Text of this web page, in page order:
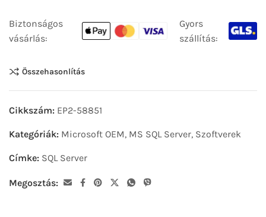
Biztonságos
vásárlás:
Gyors
szállítás:
Összehasonlítás
Cikkszám: EP2-58851
Kategóriák: Microsoft OEM, MS SQL Server, Szoftverek
Címke: SQL Server
Megosztás: